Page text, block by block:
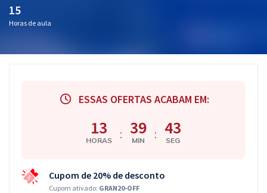
Aprovados
15
Horas de aula
ESSAS OFERTAS ACABAM EM:
13
HORAS : 39
MIN : 42
SEG
Cupom de 20% de desconto
Cupom ativado: GRAN20-OFF